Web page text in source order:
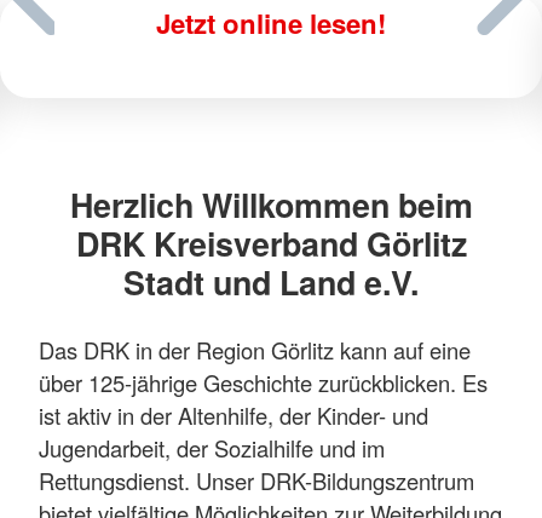
Jetzt online lesen!
Herzlich Willkommen beim
DRK Kreisverband Görlitz
Stadt und Land e.V.
Das DRK in der Region Görlitz kann auf eine
über 125-jährige Geschichte zurückblicken. Es
ist aktiv in der Altenhilfe, der Kinder- und
Jugendarbeit, der Sozialhilfe und im
Rettungsdienst. Unser DRK-Bildungszentrum